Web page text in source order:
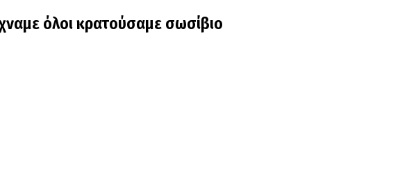
όλοι κρατούσαμε σωσίβιο